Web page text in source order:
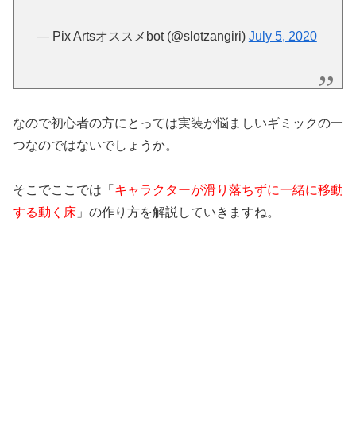
— Pix Artsオススメbot (@slotzangiri) July 5, 2020
なので初心者の方にとっては実装が悩ましいギミックの一
つなのではないでしょうか。
そこでここでは「 キャラクターが滑り落ちずに一緒に移動
する動く床 」の作り方を解説していきますね。